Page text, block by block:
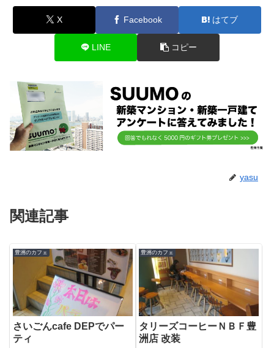
X Facebook はてブ
LINE コピー
yasu
関連記事
豊洲のカフェ
さいごんcafe DEPでパー
ティ
豊洲のカフェ
タリーズコーヒーＮＢＦ豊
洲店 改装